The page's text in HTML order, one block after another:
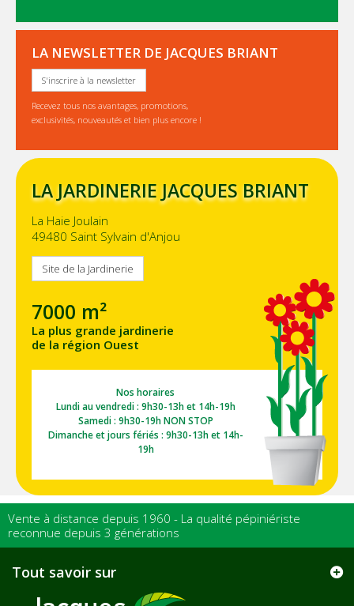
LA NEWSLETTER DE JACQUES BRIANT
S'inscrire à la newsletter
Recevez tous nos avantages, promotions,
exclusivités, nouveautés et bien plus encore !
LA JARDINERIE JACQUES BRIANT
La Haie Joulain
49480 Saint Sylvain d'Anjou
Site de la Jardinerie
7000 m²
La plus grande jardinerie
de la région Ouest
Nos horaires
Lundi au vendredi : 9h30-13h et 14h-19h
Samedi : 9h30-19h NON STOP
Dimanche et jours fériés : 9h30-13h et 14h-
19h
Vente à distance depuis 1960 - La qualité pépiniériste
reconnue depuis 3 générations
Tout savoir sur